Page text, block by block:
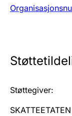
Årsregnskap
Tinglysing
Jeger
Betaling og
Støttegiver:
SKATTEETATEN